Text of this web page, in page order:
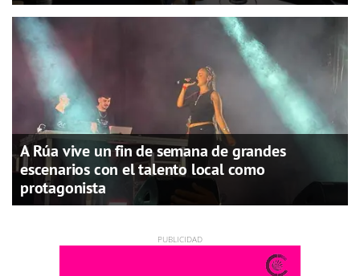
A Rúa vive un fin de semana de grandes
escenarios con el talento local como
protagonista